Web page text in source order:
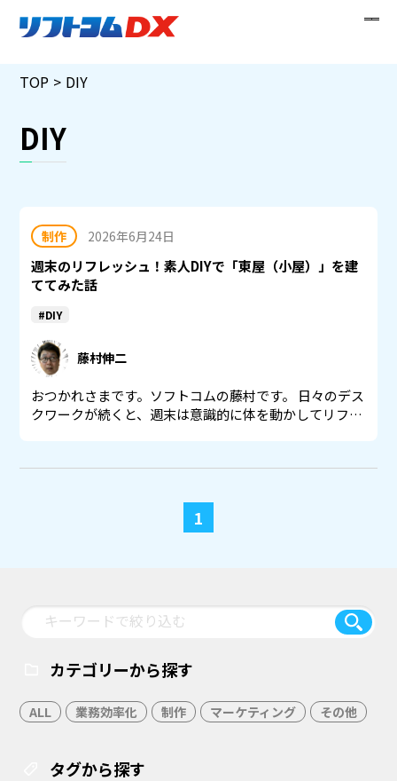
TOP DIY
DIY
制作 2026年6月24日
週末のリフレッシュ！素人DIYで「東屋（小屋）」を建
ててみた話
#DIY
藤村伸二
おつかれさまです。ソフトコムの藤村です。 日々のデス
クワークが続くと、週末は意識的に体を動かしてリフ…
1
カテゴリーから探す
ALL 業務効率化 制作 マーケティング その他
タグから探す